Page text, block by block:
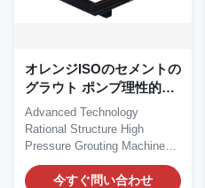
オレンジISOのセメントの
グラウト ポンプ理性的な
高圧グラウトを詰めるポ
ンプ
Advanced Technology
Rational Structure High
Pressure Grouting Machine
Universal High Pressure...
今すぐ問い合わせ